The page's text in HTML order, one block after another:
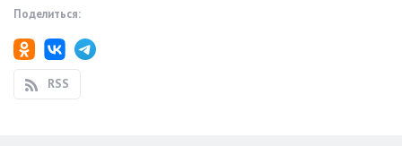
Поделиться:
RSS